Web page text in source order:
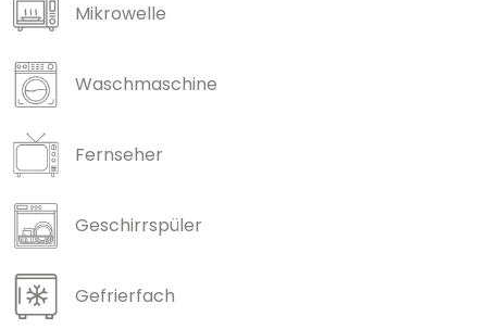
Mikrowelle
Waschmaschine
Fernseher
Geschirrspüler
Gefrierfach